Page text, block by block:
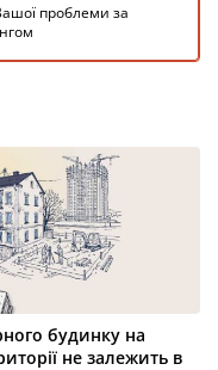
проблеми за
будинку на
не залежить в